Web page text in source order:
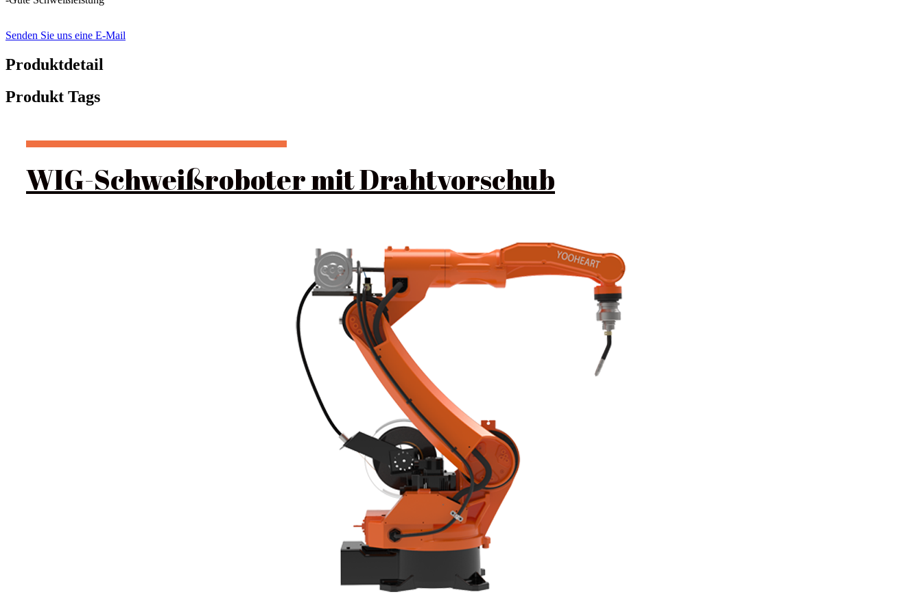
Senden Sie uns eine E-Mail
Produktdetail
Produkt Tags
WIG-Schweißroboter mit Drahtvorschub